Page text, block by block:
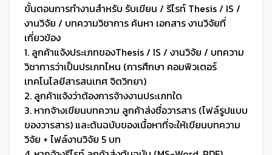
ขั้นตอนการทำงานสำหรับ รับเขียน / รีไรท์ Thesis / IS /
งานวิจัย / บทความวิชาการ ค้นหา เอกสาร งานวิจัยที่
เกี่ยวข้อง
1. ลูกค้าแจ้งประเภทของThesis / IS / งานวิจัย / บทความ
วิชาการว่าเป็นปรเภทไหน (การศึกษา คอมพิวเตอร์
เทคโนโลยีสารสนเทศ จิตวิทยา)
2. ลูกค้าแจ้งว่าต้องการจ้างงานประเภทใด
3. หากจ้างเขียนบทความ ลูกค้าส่งชื่อวารสาร (ไฟล์รูปแบบ
ของวารสาร) และต้นฉบับของเนื้อหาที่จะให้เขียนบทความ
วิจัย + ไฟล์งานวิจัย 5 บท